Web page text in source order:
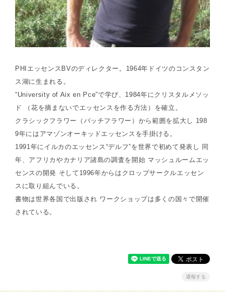
PHIエッセンスBVのディレクター。1964年ドイツのコンスタン
ス湖に生まれる。
“University of Aix en Pce”で学び、1984年にクリスタルメソッ
ド （花を摘まないでエッセンスを作る方法）を確立。
クラシックフラワー（バッチフラワー）から範囲を拡大し 198
9年にはアマゾンオーキッドエッセンスを手掛ける。
1991年にイルカのエッセンス“デルフ”を世界で初めて発表し 同
年、アフリカやカナリア諸島の調査を開始 マッシュルームエッ
センスの開発 そして1996年からはクロップサークルエッセン
スに取り組んでいる。
書物は世界各国で出版され ワークショップは多くの国々で開催
されている。
通報する